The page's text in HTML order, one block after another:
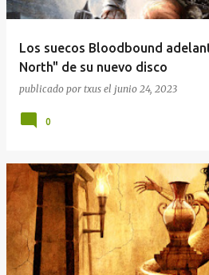
Los suecos Bloodbound
North" de su nuevo disco
publicado por txus el junio 24, 2023
0